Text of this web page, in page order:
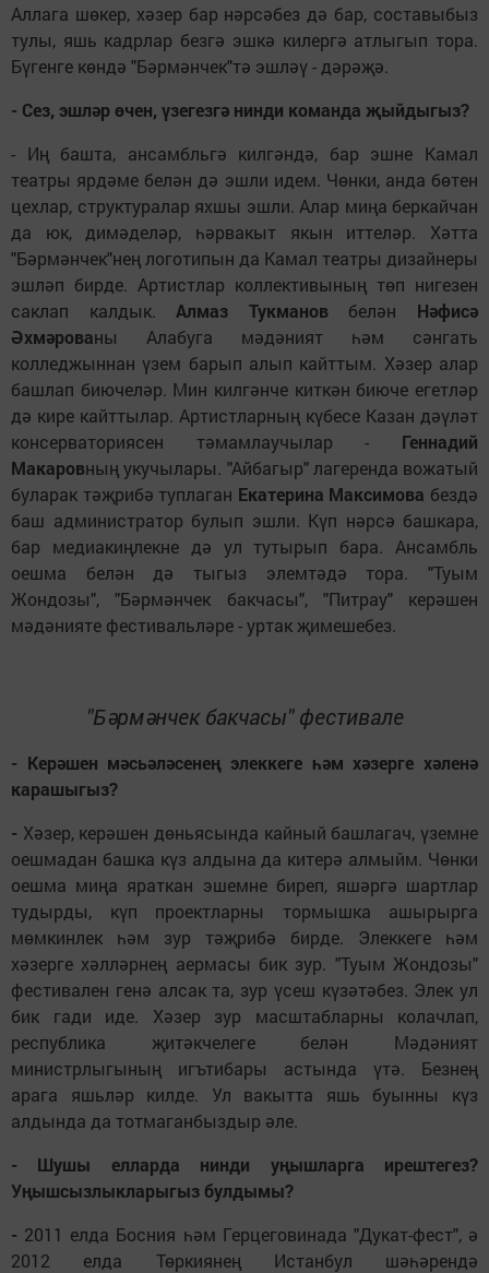
Аллага шөкер, хәзер бар нәрсәбез дә бар, составыбыз
тулы, яшь кадрлар безгә эшкә килергә атлыгып тора.
Бүгенге көндә "Бәрмәнчек"тә эшләү - дәрәҗә.
- Сез, эшләр өчен, үзегезгә нинди команда җыйдыгыз?
- Иң башта, ансамбльгә килгәндә, бар эшне Камал
театры ярдәме белән дә эшли идем. Чөнки, анда бөтен
цехлар, структуралар яхшы эшли. Алар миңа беркайчан
да юк, димәделәр, һәрвакыт якын иттеләр. Хәтта
"Бәрмәнчек"нең логотипын да Камал театры дизайнеры
эшләп бирде. Артистлар коллективының төп нигезен
саклап калдык.Алмаз Тукмановбелән Нәфисә
Әхмәрованы Алабуга мәдәният һәм сәнгать
колледжыннан үзем барып алып кайттым. Хәзер алар
башлап биючеләр. Мин килгәнче киткән биюче егетләр
дә кире кайттылар. Артистларның күбесе Казан дәүләт
консерваториясен тәмамлаучылар - Геннадий
Макаровның укучылары. "Айбагыр" лагеренда вожатый
буларак тәҗрибә туплаган Екатерина Максимова бездә
баш администратор булып эшли. Күп нәрсә башкара,
бар медиакиңлекне дә ул тутырып бара. Ансамбль
оешма белән дә тыгыз элемтәдә тора. "Туым
Жондозы", "Бәрмәнчек бакчасы", "Питрау" керәшен
мәдәнияте фестивальләре - уртак җимешебез.
"Бәрмәнчек бакчасы" фестивале
- Керәшен мәсьәләсенең элеккеге һәм хәзерге хәленә
карашыгыз?
- Хәзер, керәшен дөньясында кайный башлагач, үземне
оешмадан башка күз алдына да китерә алмыйм. Чөнки
оешма миңа яраткан эшемне биреп, яшәргә шартлар
тудырды, күп проектларны тормышка ашырырга
мөмкинлек һәм зур тәҗрибә бирде. Элеккеге һәм
хәзерге хәлләрнең аермасы бик зур. "Туым Жондозы"
фестивален генә алсак та, зур үсеш күзәтәбез. Элек ул
бик гади иде. Хәзер зур масштабларны колачлап,
республика җитәкчелеге белән Мәдәният
министрлыгының игътибары астында үтә. Безнең
арага яшьләр килде. Ул вакытта яшь буынны күз
алдында да тотмаганбыздыр әле.
- Шушы елларда нинди уңышларга ирештегез?
Уңышсызлыкларыгыз булдымы?
- 2011 елда Босния һәм Герцеговинада "Дукат-фест", ә
2012 елда Төркиянең Истанбул шәһәрендә